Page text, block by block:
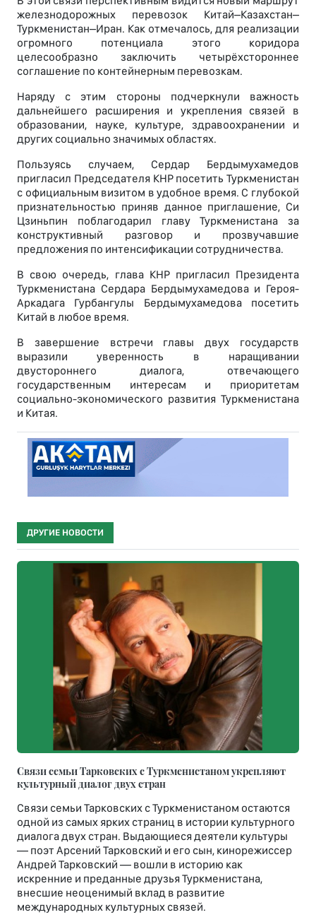
железнодорожных перевозок Китай–Казахстан–
Туркменистан–Иран. Как отмечалось, для реализации
огромного потенциала этого коридора
целесообразно заключить четырёхстороннее
соглашение по контейнерным перевозкам.
Наряду с этим стороны подчеркнули важность
дальнейшего расширения и укрепления связей в
образовании, науке, культуре, здравоохранении и
других социально значимых областях.
Пользуясь случаем, Сердар Бердымухамедов
пригласил Председателя КНР посетить Туркменистан
с официальным визитом в удобное время. С глубокой
признательностью приняв данное приглашение, Си
Цзиньпин поблагодарил главу Туркменистана за
конструктивный разговор и прозвучавшие
предложения по интенсификации сотрудничества.
В свою очередь, глава КНР пригласил Президента
Туркменистана Сердара Бердымухамедова и Героя-
Аркадага Гурбангулы Бердымухамедова посетить
Китай в любое время.
В завершение встречи главы двух государств
выразили уверенность в наращивании
двустороннего диалога, отвечающего
государственным интересам и приоритетам
социально-экономического развития Туркменистана
и Китая.
ДРУГИЕ НОВОСТИ
Связи семьи Тарковских с Туркменистаном укрепляют
культурный диалог двух стран
Связи семьи Тарковских с Туркменистаном остаются
одной из самых ярких страниц в истории культурного
диалога двух стран. Выдающиеся деятели культуры
— поэт Арсений Тарковский и его сын, кинорежиссер
Андрей Тарковский — вошли в историю как
искренние и преданные друзья Туркменистана,
внесшие неоценимый вклад в развитие
международных культурных связей.